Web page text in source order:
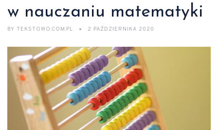
w nauczaniu matematyki
BY TEKSTOWO.COM.PL 2 PAŹDZIERNIKA 2020